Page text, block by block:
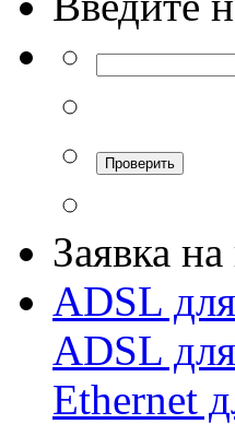
Заявка
ADSL
ADSL
Ethernet